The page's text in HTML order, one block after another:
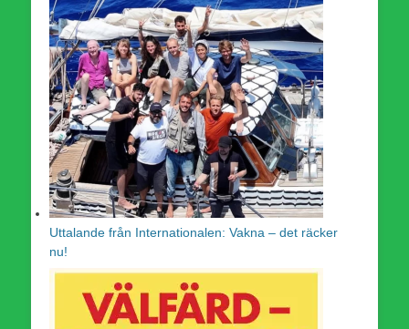
Uttalande från Internationalen: Vakna – det räcker
nu!